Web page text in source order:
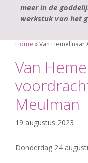
meer in de
werkstuk van het
Home »Van Hemel
Van
Meulman
19 augustus 2023
Donderdag 24